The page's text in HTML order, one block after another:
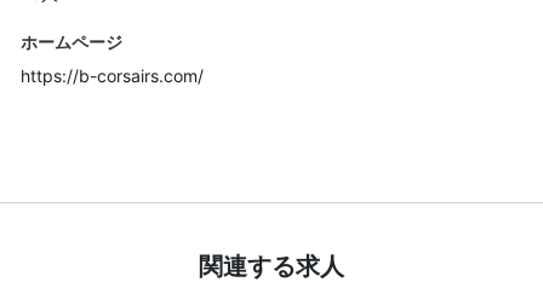
ホームページ
https://b-corsairs.com/
関連する求人